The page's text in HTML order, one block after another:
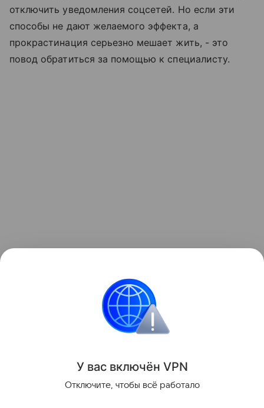
отключить уведомления соцсетей. Но если эти
способы не дают желаемого эффекта, а
прокрастинация серьезно мешает жить, - это
повод обратиться за помощью к специалисту.
При проблемах со здоровьем необходима
консультация специалиста
Поделиться
У вас включён VPN
Отключите, чтобы всё работало